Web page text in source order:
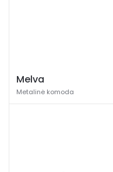
Melva
Metalinė komoda